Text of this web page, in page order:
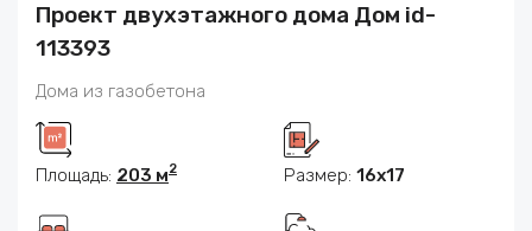
Проект двухэтажного дома Дом id-
113393
Дома из газобетона
Площадь: 203 м2 Размер: 16x17